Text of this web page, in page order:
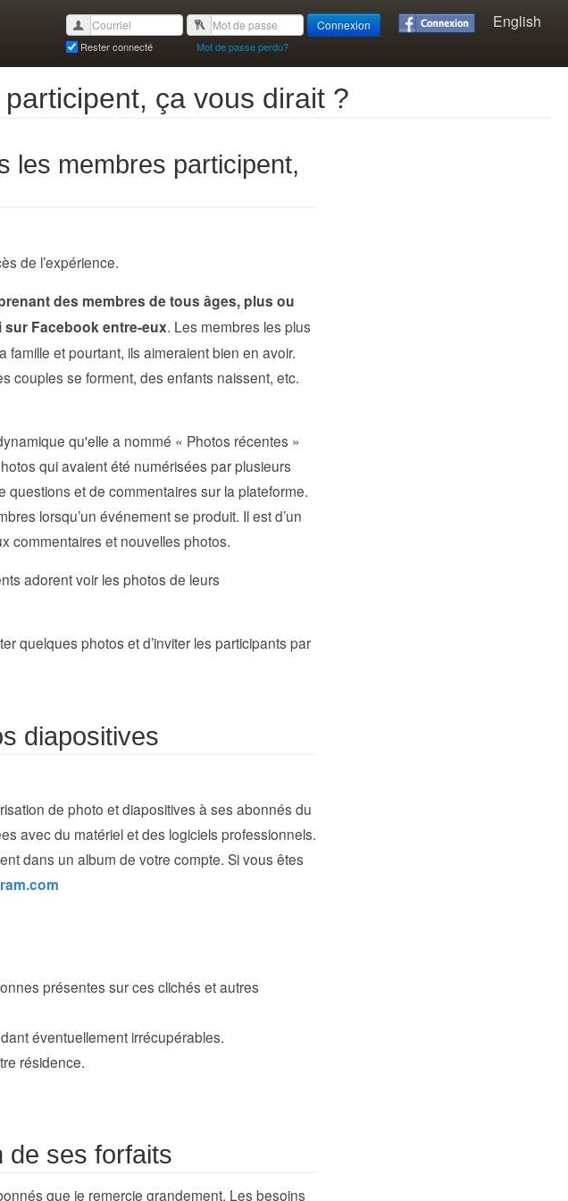
English
Connexion
Rester connecté Mot de passe perdu?
ça vous dirait ?
les membres participent,
de l’expérience.
des membres de tous âges, plus ou
sur Facebook entre-eux. Les membres les plus
et pourtant, ils aimeraient bien en avoir.
couples se forment, des enfants naissent, etc.
qu'elle a nommé « Photos récentes »
qui avaient été numérisées par plusieurs
et de commentaires sur la plateforme.
lorsqu’un événement se produit. Il est d’un
commentaires et nouvelles photos.
adorent voir les photos de leurs
quelques photos et d’inviter les participants par
diapositives
de photo et diapositives à ses abonnés du
avec du matériel et des logiciels professionnels.
dans un album de votre compte. Si vous êtes
présentes sur ces clichés et autres
éventuellement irrécupérables.
résidence.
de ses forfaits
que je remercie grandement. Les besoins